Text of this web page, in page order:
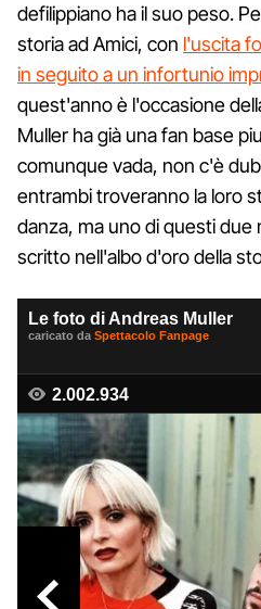
defilippiano ha il suo peso.
storia ad Amici, con l'uscita
in seguito a un infortunio
quest'anno è l'occasione
Muller ha già una fan base
comunque vada, non c'è
entrambi troveranno la loro
danza, ma uno di questi
scritto nell'albo d'oro della